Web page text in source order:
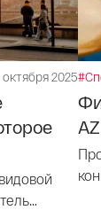
октября 2025